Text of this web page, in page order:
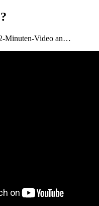
?
-Minuten-Video an…